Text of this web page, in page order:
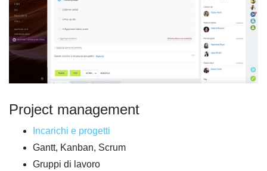
Project management
Incarichi e progetti
Gantt, Kanban, Scrum
Gruppi di lavoro